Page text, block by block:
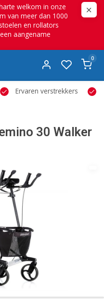
welkom in onze
van meer dan 1000
en rollators
aangename
0
Ervaren verstrekkers
30 Walker